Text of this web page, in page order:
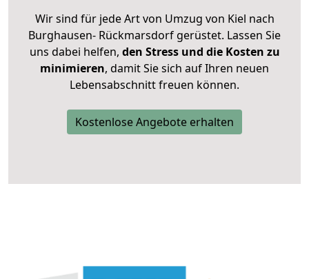
Wir sind für jede Art von Umzug von Kiel nach
Burghausen- Rückmarsdorf gerüstet. Lassen Sie
uns dabei helfen, den Stress und die Kosten zu
minimieren, damit Sie sich auf Ihren neuen
Lebensabschnitt freuen können.
Kostenlose Angebote erhalten